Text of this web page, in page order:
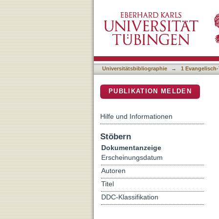
Universitätsbibliographie → 1
PUBLIKATION MELDEN
Hilfe und Informationen
Stöbern
Dokumentanzeige
Erscheinungsdatum
Autoren
Titel
DDC-Klassifikation